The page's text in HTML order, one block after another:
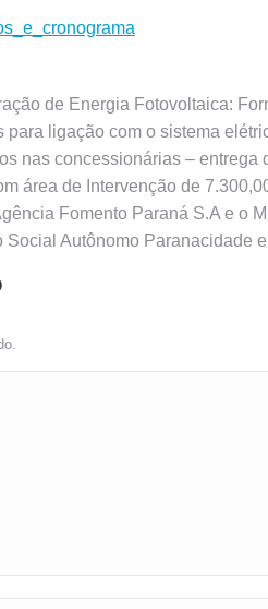
de Energia Fotovoltaica:
ligação com o sistema
nas concessionárias –
área de Intervenção de
Fomento Paraná S.A e
Autônomo Paranacidade